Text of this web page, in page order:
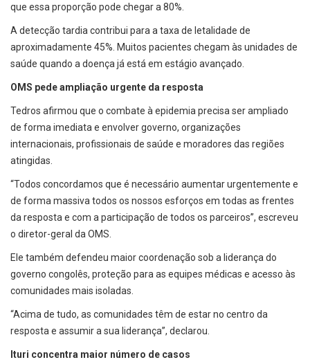
que essa proporção pode chegar a 80%.
A detecção tardia contribui para a taxa de letalidade de
aproximadamente 45%. Muitos pacientes chegam às unidades de
saúde quando a doença já está em estágio avançado.
OMS pede ampliação urgente da resposta
Tedros afirmou que o combate à epidemia precisa ser ampliado
de forma imediata e envolver governo, organizações
internacionais, profissionais de saúde e moradores das regiões
atingidas.
“Todos concordamos que é necessário aumentar urgentemente e
de forma massiva todos os nossos esforços em todas as frentes
da resposta e com a participação de todos os parceiros”, escreveu
o diretor-geral da OMS.
Ele também defendeu maior coordenação sob a liderança do
governo congolês, proteção para as equipes médicas e acesso às
comunidades mais isoladas.
“Acima de tudo, as comunidades têm de estar no centro da
resposta e assumir a sua liderança”, declarou.
Ituri concentra maior número de casos